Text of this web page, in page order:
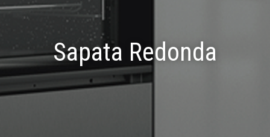
Sapata Redonda